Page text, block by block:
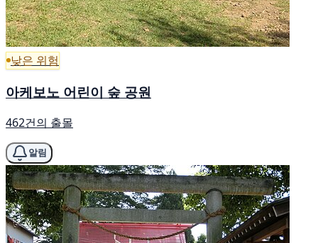
낮은 위험
아케보노 어린이 숲 공원
462건의 출몰
알림